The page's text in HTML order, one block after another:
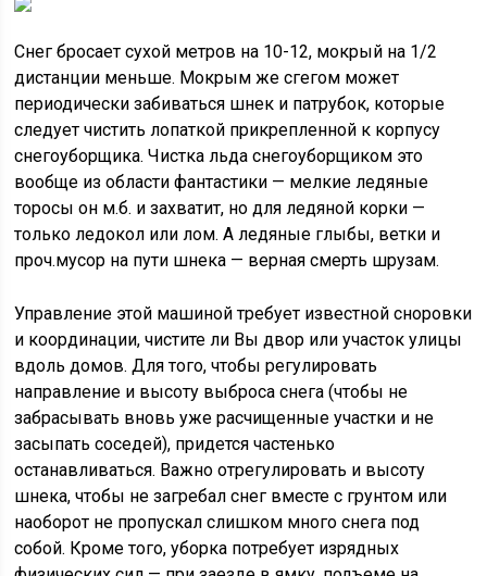
Снег бросает сухой метров на 10-12, мокрый на 1/2
дистанции меньше. Мокрым же сгегом может
периодически забиваться шнек и патрубок, которые
следует чистить лопаткой прикрепленной к корпусу
снегоуборщика. Чистка льда снегоуборщиком это
вообще из области фантастики — мелкие ледяные
торосы он м.б. и захватит, но для ледяной корки —
только ледокол или лом. А ледяные глыбы, ветки и
проч.мусор на пути шнека — верная смерть шрузам.
Управление этой машиной требует известной сноровки
и координации, чистите ли Вы двор или участок улицы
вдоль домов. Для того, чтобы регулировать
направление и высоту выброса снега (чтобы не
забрасывать вновь уже расчищенные участки и не
засыпать соседей), придется частенько
останавливаться. Важно отрегулировать и высоту
шнека, чтобы не загребал снег вместе с грунтом или
наоборот не пропускал слишком много снега под
собой. Кроме того, уборка потребует изрядных